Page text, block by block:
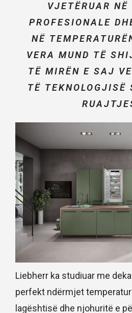
VJETËRUAR
PROFESIONALE
NË
VERA MUND TË
TË MIRËN E SAJ
TË TEKNOLOGJISË
Liebherr ka studiuar me
perfekt ndërmjet
lagështisë dhe njohuritë e